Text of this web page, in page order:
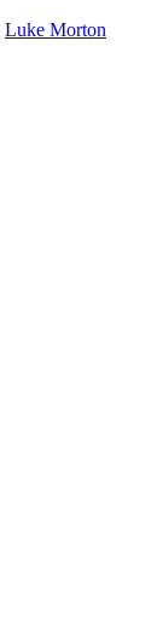
Luke Morton